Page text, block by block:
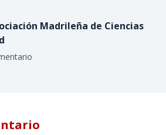
Madrileña de Ciencias